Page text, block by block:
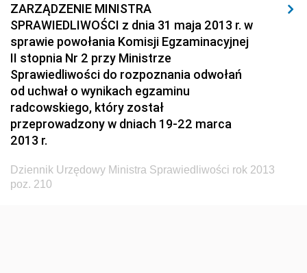
Dziennik Urzędowy Ministerstwa Rolnictwa, Leśnictwa
i Gospodarki Żywnościowej
Dziennik Urzędowy Ministra Spraw Wewnętrznych
Dziennik Urzędowy Ministra Transportu, Budownictwa
i Gospodarki Morskiej
Dziennik Urzędowy Ministra Administracji i Cyfryzacji
Środowiska
Dziennik Urzędowy Ministra Środowiska
ZARZĄDZENIE MINISTRA
SPRAWIEDLIWOŚCI z dnia 31 maja 2013 r. w
sprawie powołania Komisji Egzaminacyjnej
II stopnia Nr 2 przy Ministrze
Sprawiedliwości do rozpoznania odwołań
od uchwał o wynikach egzaminu
radcowskiego, który został
przeprowadzony w dniach 19-22 marca
2013 r.
Dziennik Urzędowy Ministra Sprawiedliwości rok 2013
poz. 210